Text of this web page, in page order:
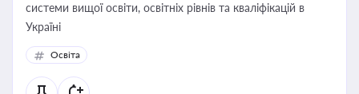
системи вищої освіти, освітніх рівнів та кваліфікацій в
Україні
Освіта